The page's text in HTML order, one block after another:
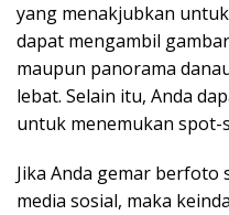
yang menakjubkan
dapat mengambil
maupun panorama
lebat. Selain itu, Anda
untuk menemukan
Jika Anda gemar berfoto
media sosial, maka